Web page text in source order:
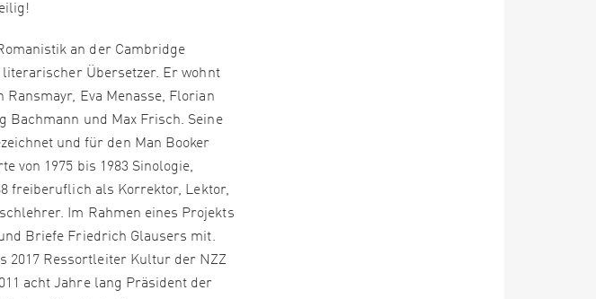
an der Cambridge
Übersetzer. Er wohnt
Eva Menasse, Florian
Bachmann und Max Frisch. Seine
und für den Man Booker
von 1975 bis 1983 Sinologie,
freiberuflich als Korrektor, Lektor,
Im Rahmen eines Projekts
Briefe Friedrich Glausers mit.
2017 Ressortleiter Kultur der NZZ
acht Jahre lang Präsident der